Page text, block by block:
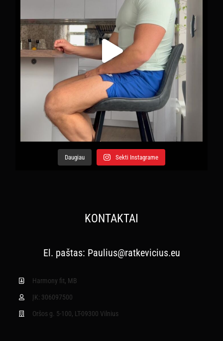
Daugiau Sekti Instagrame
KONTAKTAI
El. paštas: Paulius@ratkevicius.eu
Harmony fit, MB
ĮK: 306097500
Oršos g. 5-100, LT-09300 Vilnius